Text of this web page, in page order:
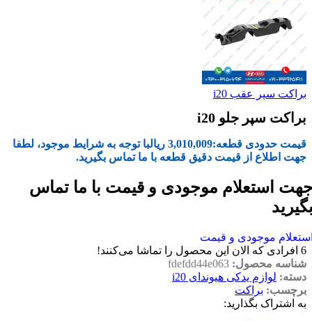
براکت سپر عقب i20
براکت سپر جلو i20
قیمت حدودی قطعه:3,010,009 ریالبا توجه به شرایط موجود، لطفا
جهت اطلاع از قیمت دقیق قطعه با ما تماس بگیرید.
استعلام موجودی و قیمت با ما تماس
موجودی و قیمت
6 افرادی که الان این محصول را تماشا می‌کنند!
شناسه محصول: fdefdd44e063
دسته: لوازم یدکی هیوندای i20
برچسب: براکت
به اشتراک بگذارید: